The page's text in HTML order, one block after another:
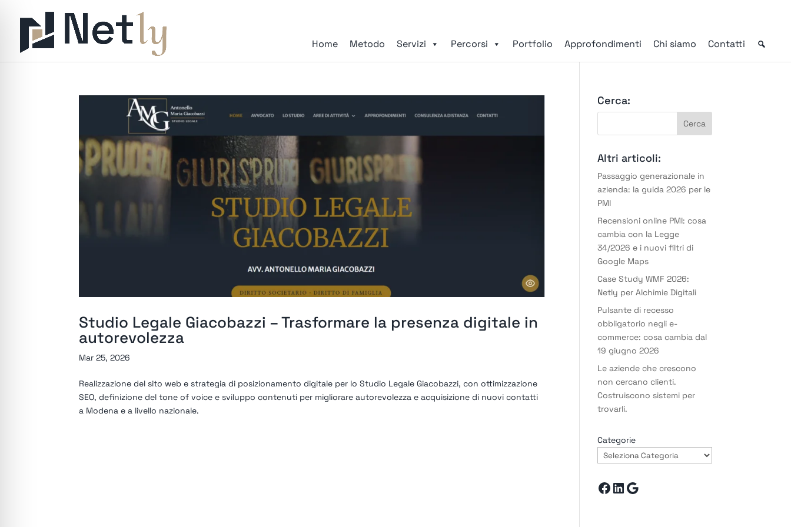
Home Metodo Servizi Percorsi Portfolio Approfondimenti Chi siamo Contatti
Studio Legale Giacobazzi – Trasformare la presenza digitale in
autorevolezza
Mar 25, 2026
Realizzazione del sito web e strategia di posizionamento digitale per lo Studio Legale Giacobazzi, con ottimizzazione
SEO, definizione del tone of voice e sviluppo contenuti per migliorare autorevolezza e acquisizione di nuovi contatti
a Modena e a livello nazionale.
Cerca:
Altri articoli:
Passaggio generazionale in
azienda: la guida 2026 per le
PMI
Recensioni online PMI: cosa
cambia con la Legge
34/2026 e i nuovi filtri di
Google Maps
Case Study WMF 2026:
Netly per Alchimie Digitali
Pulsante di recesso
obbligatorio negli e-
commerce: cosa cambia dal
19 giugno 2026
Le aziende che crescono
non cercano clienti.
Costruiscono sistemi per
trovarli.
Categorie
Facebook
LinkedIn
Google